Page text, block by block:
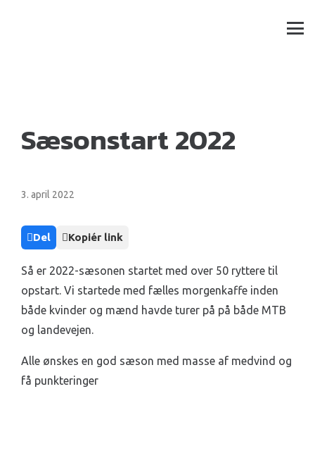
Sæsonstart 2022
3. april 2022
Del Kopiér link
Så er 2022-sæsonen startet med over 50 ryttere til
opstart. Vi startede med fælles morgenkaffe inden
både kvinder og mænd havde turer på på både MTB
og landevejen.
Alle ønskes en god sæson med masse af medvind og
få punkteringer